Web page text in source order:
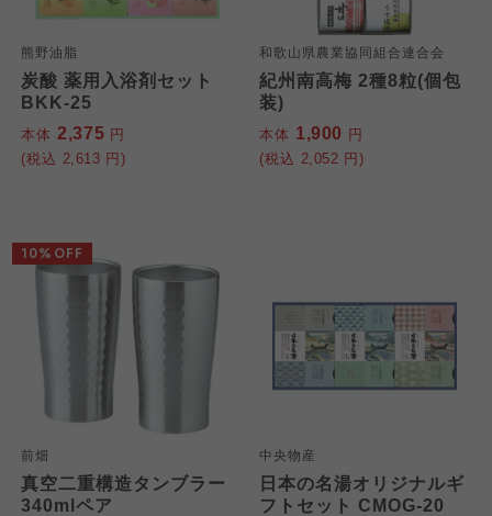
熊野油脂
炭酸 薬用入浴剤セット
BKK-25
本体 2,375 円
(税込 2,613 円)
和歌山県農業協同組合連合会
紀州南高梅 2種8粒(個包
装)
本体 1,900 円
(税込 2,052 円)
前畑
真空二重構造タンブラー
340mlペア
10%OFF
中央物産
日本の名湯オリジナルギ
フトセット CMOG-20